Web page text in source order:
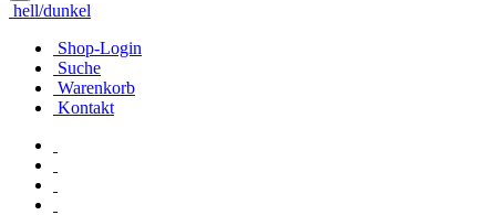
hell/dunkel
Shop-Login
Suche
Warenkorb
Kontakt